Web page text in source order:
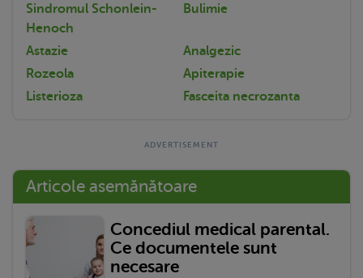
Sindromul Schonlein-
Henoch
Bulimie
Astazie
Analgezic
Rozeola
Apiterapie
Listerioza
Fasceita necrozanta
Articole asemănătoare
Concediul medical parental.
Ce documentele sunt
necesare